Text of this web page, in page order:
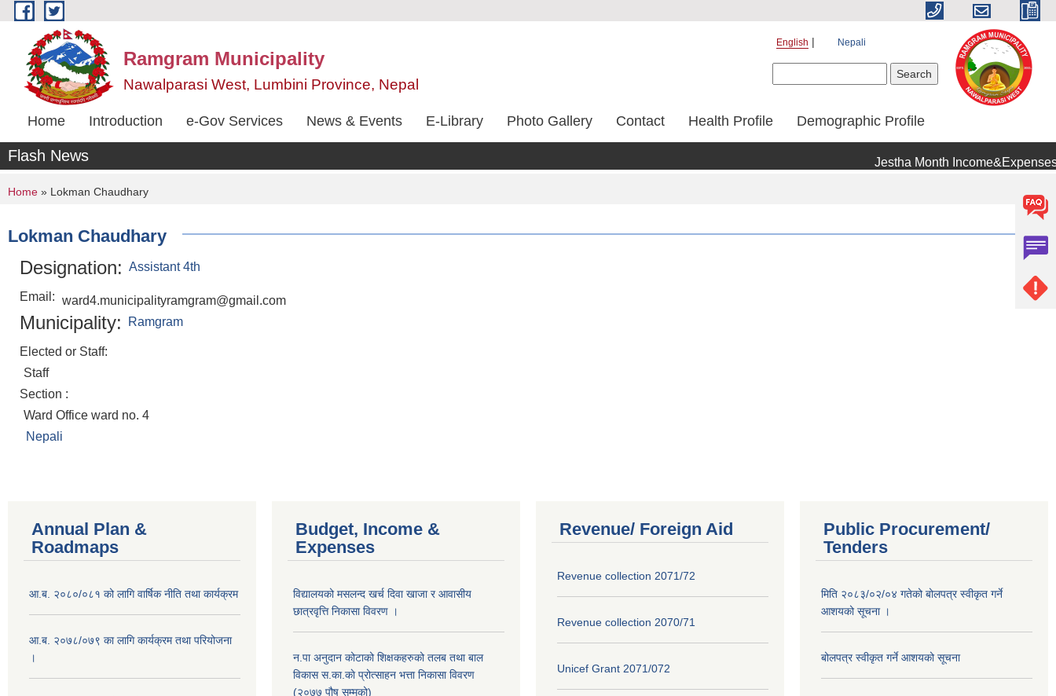
Skip to main content
Ramgram Municipality
Nawalparasi West, Lumbini Province, Nepal
English Nepali
Home Introduction e-Gov Services News & Events E-Library Photo Gallery Contact Health Profile Demographic Profile
Flash News Jestha Month Income&Expenses
You are here
Home » Lokman Chaudhary
Lokman Chaudhary
Designation: Assistant 4th
Email: ward4.municipalityramgram@gmail.com
Municipality: Ramgram
Elected or Staff:
Staff
Section :
Ward Office ward no. 4
Nepali
Annual Plan &
Roadmaps
आ.ब. २०८०/०८१ को लागि वार्षिक नीति तथा कार्यक्रम
आ.ब. २०७८/०७९ का लागि कार्यक्रम तथा परियोजना
।
Budget, Income &
Expenses
विद्यालयको मसलन्द खर्च दिवा खाजा र आवासीय
छात्रवृत्ति निकासा विवरण ।
न.पा अनुदान कोटाको शिक्षकहरुको तलब तथा बाल
विकास स.का.काे प्रोत्साहन भत्ता निकासा विवरण
(२०७७ पौष सम्मको)
Revenue/ Foreign Aid
Revenue collection 2071/72
Revenue collection 2070/71
Unicef Grant 2071/072
Public Procurement/
Tenders
मिति २०८३/०२/०४ गतेको बोलपत्र स्वीकृत गर्ने
आशयको सूचना ।
बोलपत्र स्वीकृत गर्ने आशयको सूचना